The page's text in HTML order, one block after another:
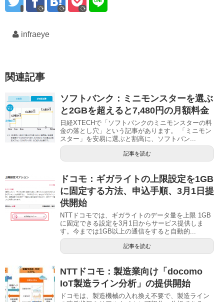
infraeye
関連記事
ソフトバンク：ミニモンスターを選ぶ
と2GBを超えると7,480円の月額料金
日経XTECHで「ソフトバンクのミニモンスターの料
金の落とし穴」という記事があります。 「ミニモン
スター」を安易に選ぶと割高に、ソフトバン...
記事を読む
ドコモ：ギガライトの上限設定を1GB
に固定する方法、申込手順、3月1日提
供開始
NTTドコモでは、ギガライトのデータ量を上限 1GB
に固定できる設定を3月1日からサービス提供しま
す。今までは1GB以上の通信をすると自動的...
記事を読む
NTTドコモ：製造業向け「docomo
IoT製造ライン分析」の提供開始
ドコモは、製造機械の入れ換え不要で、製造ライン